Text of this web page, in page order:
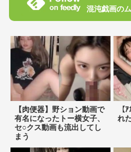
混沌戯画の
【肉便器】野ション動画で
有名になったトー横女子、
セ○クス動画も流出してし
まう
【
れ